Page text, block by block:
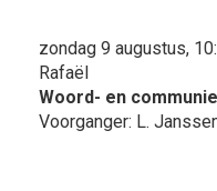
zondag 9 augustus,
Rafaël
Woord- en
Voorganger: L.